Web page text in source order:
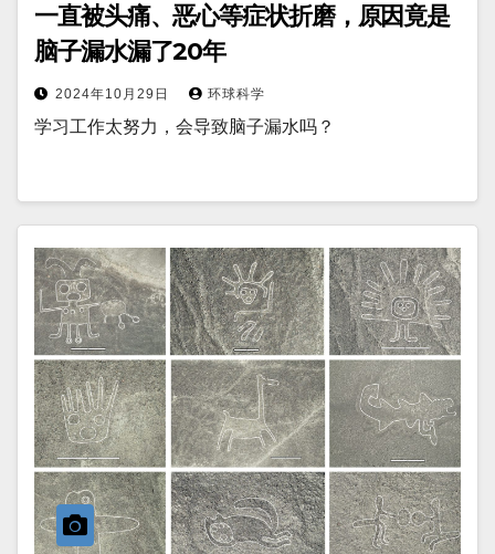
一直被头痛、恶心等症状折磨，原因竟是
脑子漏水漏了20年
2024年10月29日 环球科学
学习工作太努力，会导致脑子漏水吗？